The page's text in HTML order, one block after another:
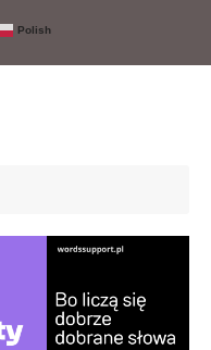
Polish